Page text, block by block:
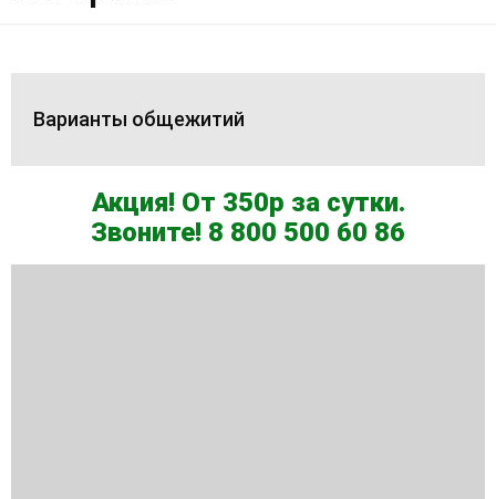
Варианты общежитий
Акция! От 350р за сутки.
Звоните! 8 800 500 60 86